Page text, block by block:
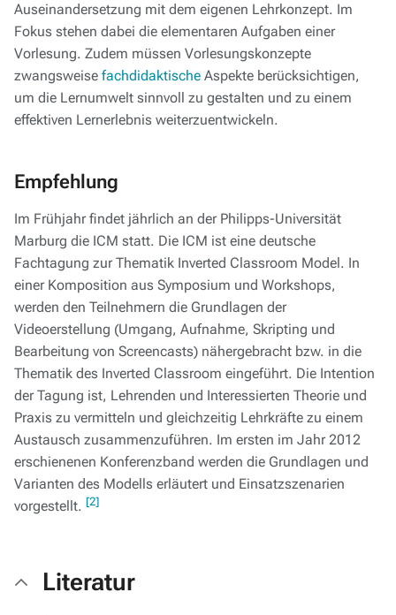
Auseinandersetzung mit dem eigenen Lehrkonzept. Im
Fokus stehen dabei die elementaren Aufgaben einer
Vorlesung. Zudem müssen Vorlesungskonzepte
zwangsweise fachdidaktische Aspekte berücksichtigen,
um die Lernumwelt sinnvoll zu gestalten und zu einem
effektiven Lernerlebnis weiterzuentwickeln.
Empfehlung
Im Frühjahr findet jährlich an der Philipps-Universität
Marburg die ICM statt. Die ICM ist eine deutsche
Fachtagung zur Thematik Inverted Classroom Model. In
einer Komposition aus Symposium und Workshops,
werden den Teilnehmern die Grundlagen der
Videoerstellung (Umgang, Aufnahme, Skripting und
Bearbeitung von Screencasts) nähergebracht bzw. in die
Thematik des Inverted Classroom eingeführt. Die Intention
der Tagung ist, Lehrenden und Interessierten Theorie und
Praxis zu vermitteln und gleichzeitig Lehrkräfte zu einem
Austausch zusammenzuführen. Im ersten im Jahr 2012
erschienenen Konferenzband werden die Grundlagen und
Varianten des Modells erläutert und Einsatzszenarien
vorgestellt. [2]
Literatur